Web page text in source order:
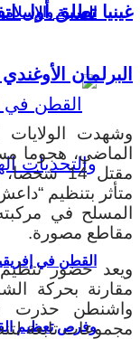
العربية
القطن في
وفرص تعظيم
غينيا تطلق أول
البرلمان
وشهدت الولايات
الماضي، هجوما
مقتل 14
متأثر بتنظيم
المسلح في
مقاطع مصورة.
ويعد حضور
مقارنة بحركة
واشنطن حذرت
مجموعات تابعة